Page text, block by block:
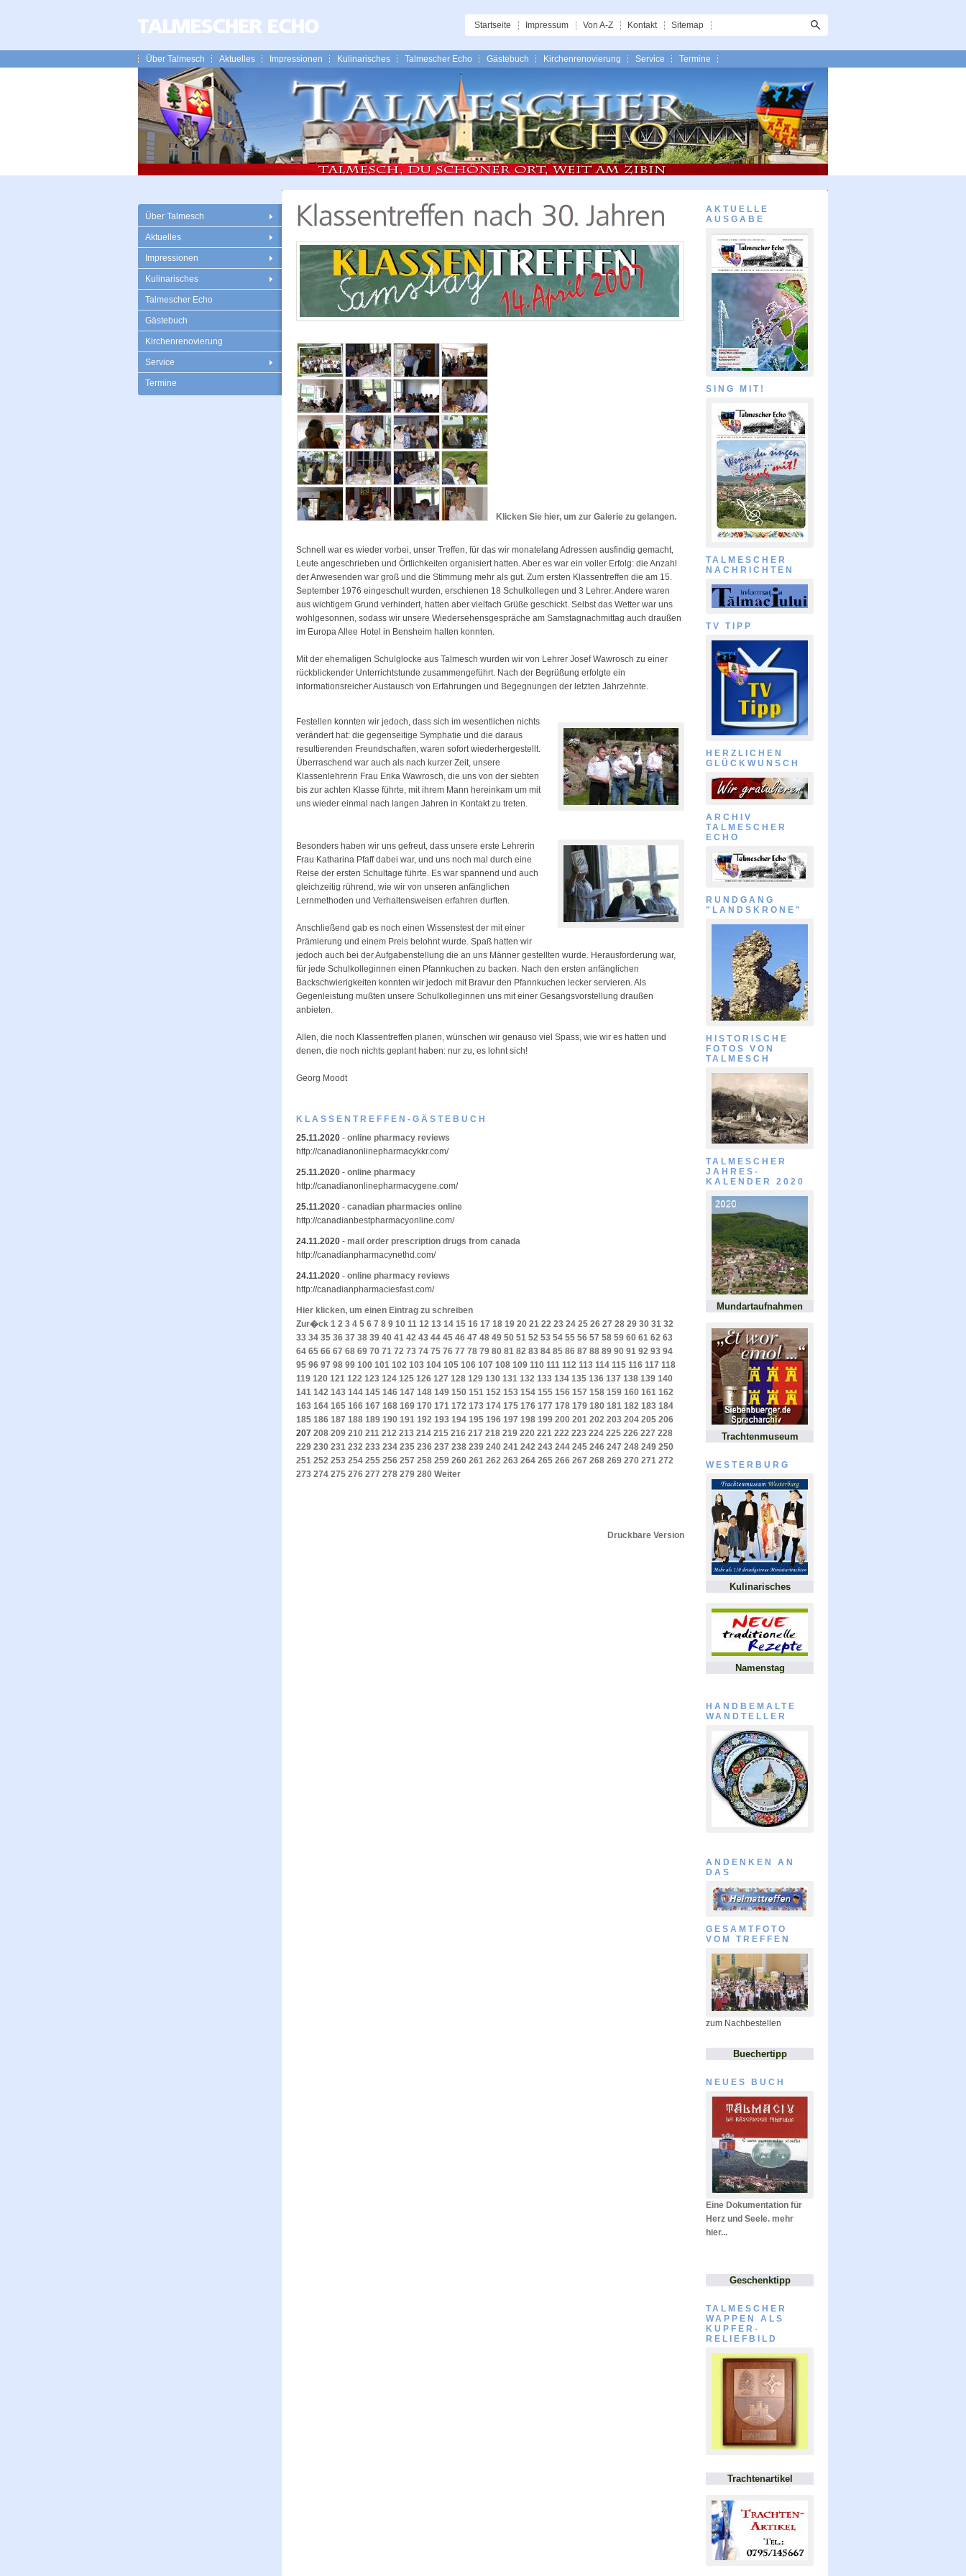
Sitemap
Kontakt
Von A-Z
Impressum
Startseite
Über Talmesch Aktuelles Impressionen Kulinarisches Talmescher Echo Gästebuch Kirchenrenovierung Service Termine
Über Talmesch
Aktuelles
Impressionen
Kulinarisches
Talmescher Echo
Gästebuch
Kirchenrenovierung
Service
Termine
Klicken Sie hier, um zur Galerie zu gelangen.
Schnell war es wieder vorbei, unser Treffen, für das wir monatelang Adressen ausfindig gemacht,
Leute angeschrieben und Örtlichkeiten organisiert hatten. Aber es war ein voller Erfolg: die Anzahl
der Anwesenden war groß und die Stimmung mehr als gut. Zum ersten Klassentreffen die am 15.
September 1976 eingeschult wurden, erschienen 18 Schulkollegen und 3 Lehrer. Andere waren
aus wichtigem Grund verhindert, hatten aber vielfach Grüße geschickt. Selbst das Wetter war uns
wohlgesonnen, sodass wir unsere Wiedersehensgespräche am Samstagnachmittag auch draußen
im Europa Allee Hotel in Bensheim halten konnten.
Mit der ehemaligen Schulglocke aus Talmesch wurden wir von Lehrer Josef Wawrosch zu einer
rückblickender Unterrichtstunde zusammengeführt. Nach der Begrüßung erfolgte ein
informationsreicher Austausch von Erfahrungen und Begegnungen der letzten Jahrzehnte.
Festellen konnten wir jedoch, dass sich im wesentlichen nichts
verändert hat: die gegenseitige Symphatie und die daraus
resultierenden Freundschaften, waren sofort wiederhergestellt.
Überraschend war auch als nach kurzer Zeit, unsere
Klassenlehrerin Frau Erika Wawrosch, die uns von der siebten
bis zur achten Klasse führte, mit ihrem Mann hereinkam um mit
uns wieder einmal nach langen Jahren in Kontakt zu treten.
Besonders haben wir uns gefreut, dass unsere erste Lehrerin
Frau Katharina Pfaff dabei war, und uns noch mal durch eine
Reise der ersten Schultage führte. Es war spannend und auch
gleichzeitig rührend, wie wir von unseren anfänglichen
Lernmethoden und Verhaltensweisen erfahren durften.
Anschließend gab es noch einen Wissenstest der mit einer
Prämierung und einem Preis belohnt wurde. Spaß hatten wir
jedoch auch bei der Aufgabenstellung die an uns Männer gestellten wurde. Herausforderung war,
für jede Schulkolleginnen einen Pfannkuchen zu backen. Nach den ersten anfänglichen
Backschwierigkeiten konnten wir jedoch mit Bravur den Pfannkuchen lecker servieren. Als
Gegenleistung mußten unsere Schulkolleginnen uns mit einer Gesangsvorstellung draußen
anbieten.
Allen, die noch Klassentreffen planen, wünschen wir genauso viel Spass, wie wir es hatten und
denen, die noch nichts geplant haben: nur zu, es lohnt sich!
Georg Moodt
KLASSENTREFFEN-GÄSTEBUCH
25.11.2020 - online pharmacy reviews
http://canadianonlinepharmacykkr.com/
25.11.2020 - online pharmacy
http://canadianonlinepharmacygene.com/
25.11.2020 - canadian pharmacies online
http://canadianbestpharmacyonline.com/
24.11.2020 - mail order prescription drugs from canada
http://canadianpharmacynethd.com/
24.11.2020 - online pharmacy reviews
http://canadianpharmaciesfast.com/
Hier klicken, um einen Eintrag zu schreiben
Zur�ck 1 2 3 4 5 6 7 8 9 10 11 12 13 14 15 16 17 18 19 20 21 22 23 24 25 26 27 28 29 30 31 32
33 34 35 36 37 38 39 40 41 42 43 44 45 46 47 48 49 50 51 52 53 54 55 56 57 58 59 60 61 62 63
64 65 66 67 68 69 70 71 72 73 74 75 76 77 78 79 80 81 82 83 84 85 86 87 88 89 90 91 92 93 94
95 96 97 98 99 100 101 102 103 104 105 106 107 108 109 110 111 112 113 114 115 116 117 118
119 120 121 122 123 124 125 126 127 128 129 130 131 132 133 134 135 136 137 138 139 140
141 142 143 144 145 146 147 148 149 150 151 152 153 154 155 156 157 158 159 160 161 162
163 164 165 166 167 168 169 170 171 172 173 174 175 176 177 178 179 180 181 182 183 184
185 186 187 188 189 190 191 192 193 194 195 196 197 198 199 200 201 202 203 204 205 206
207 208 209 210 211 212 213 214 215 216 217 218 219 220 221 222 223 224 225 226 227 228
229 230 231 232 233 234 235 236 237 238 239 240 241 242 243 244 245 246 247 248 249 250
251 252 253 254 255 256 257 258 259 260 261 262 263 264 265 266 267 268 269 270 271 272
273 274 275 276 277 278 279 280 Weiter
Druckbare Version
AKTUELLE
AUSGABE
SING MIT!
TALMESCHER
NACHRICHTEN
TV TIPP
HERZLICHEN
GLÜCKWUNSCH
ARCHIV
TALMESCHER
ECHO
RUNDGANG
"LANDSKRONE"
HISTORISCHE
FOTOS VON
TALMESCH
TALMESCHER
JAHRES-
KALENDER 2020
Mundartaufnahmen
Trachtenmuseum
WESTERBURG
Kulinarisches
Namenstag
HANDBEMALTE
WANDTELLER
ANDENKEN AN
DAS
GESAMTFOTO
VOM TREFFEN
zum Nachbestellen
Buechertipp
NEUES BUCH
Eine Dokumentation für
Herz und Seele. mehr
hier...
Geschenktipp
TALMESCHER
WAPPEN ALS
KUPFER-
RELIEFBILD
Trachtenartikel